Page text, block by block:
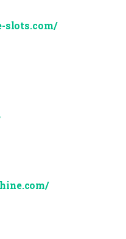
slots.com/